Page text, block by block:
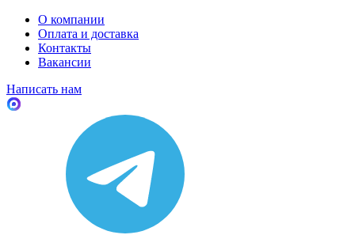
О компании
Оплата и доставка
Контакты
Вакансии
Написать нам